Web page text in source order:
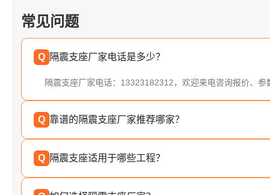
常见问题
Q 隔震支座厂家电话是多少？
隔震支座厂家电话：13323182312，欢迎来电咨询报价、参
Q 靠谱的隔震支座厂家推荐哪家？
Q 隔震支座适用于哪些工程？